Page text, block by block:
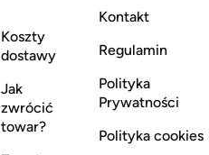
Koszty
dostawy
Jak
zwrócić
towar?
Kontakt
Regulamin
Polityka
Prywatności
Polityka cookies